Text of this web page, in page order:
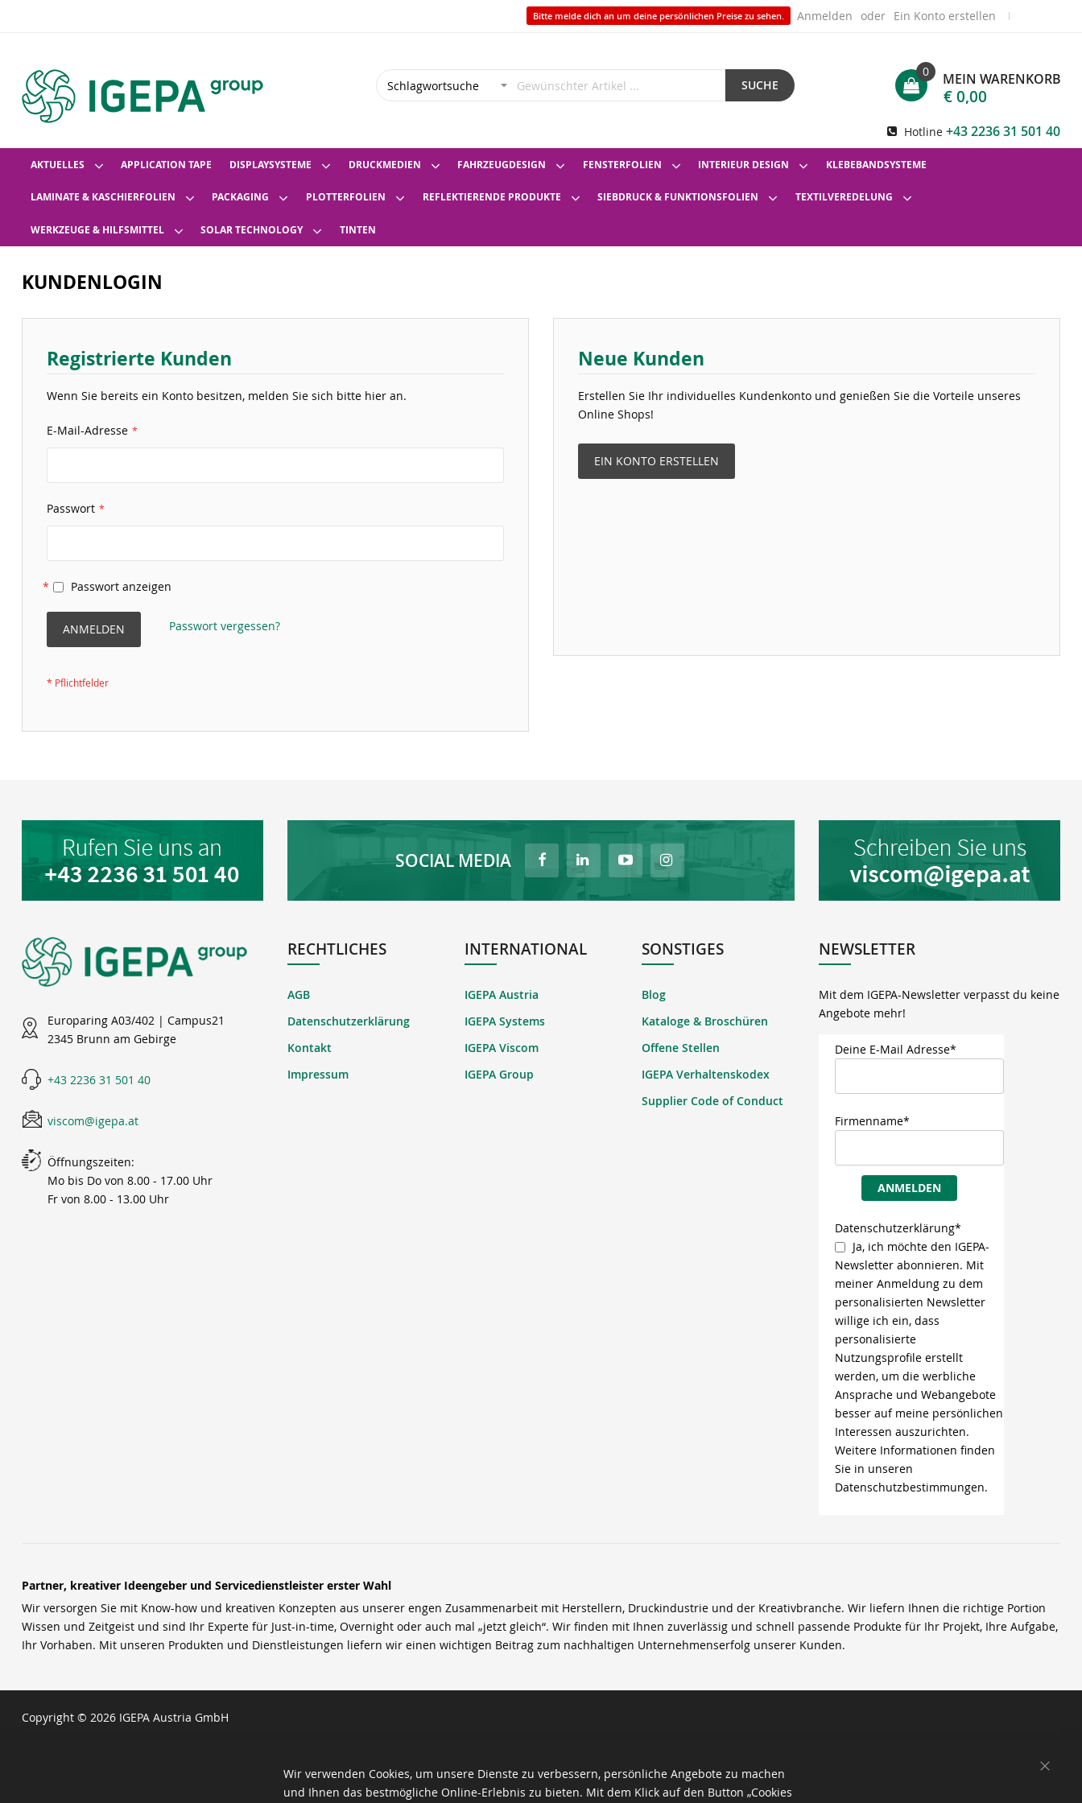
Bitte melde dich an um deine persönlichen Preise zu sehen. Anmelden Ein Konto erstellen
SUCHE MEIN WARENKORB
0
€ 0,00
Hotline +43 2236 31 501 40
AKTUELLES APPLICATION TAPE DISPLAYSYSTEME DRUCKMEDIEN FAHRZEUGDESIGN FENSTERFOLIEN INTERIEUR DESIGN KLEBEBANDSYSTEME
LAMINATE & KASCHIERFOLIEN PACKAGING PLOTTERFOLIEN REFLEKTIERENDE PRODUKTE SIEBDRUCK & FUNKTIONSFOLIEN TEXTILVEREDELUNG
WERKZEUGE & HILFSMITTEL SOLAR TECHNOLOGY TINTEN
KUNDENLOGIN
Registrierte Kunden
Wenn Sie bereits ein Konto besitzen, melden Sie sich bitte hier an.
E-Mail-Adresse
Passwort
Passwort anzeigen
ANMELDEN Passwort vergessen?
Neue Kunden
Erstellen Sie Ihr individuelles Kundenkonto und genießen Sie die Vorteile unseres
Online Shops!
EIN KONTO ERSTELLEN
SOCIAL MEDIA
Europaring A03/402 | Campus21
2345 Brunn am Gebirge
+43 2236 31 501 40
viscom@igepa.at
Öffnungszeiten:
Mo bis Do von 8.00 - 17.00 Uhr
Fr von 8.00 - 13.00 Uhr
RECHTLICHES
AGB
Datenschutzerklärung
Kontakt
Impressum
INTERNATIONAL
IGEPA Austria
IGEPA Systems
IGEPA Viscom
IGEPA Group
SONSTIGES
Blog
Kataloge & Broschüren
Offene Stellen
IGEPA Verhaltenskodex
Supplier Code of Conduct
NEWSLETTER
Mit dem IGEPA-Newsletter verpasst du keine
Angebote mehr!
Deine E-Mail Adresse*
Firmenname*
ANMELDEN
Datenschutzerklärung*
Ja, ich möchte den IGEPA-
Newsletter abonnieren. Mit
meiner Anmeldung zu dem
personalisierten Newsletter
willige ich ein, dass
personalisierte
Nutzungsprofile erstellt
werden, um die werbliche
Ansprache und Webangebote
besser auf meine persönlichen
Interessen auszurichten.
Weitere Informationen finden
Sie in unseren
Datenschutzbestimmungen.
Partner, kreativer Ideengeber und Servicedienstleister erster Wahl
Wir versorgen Sie mit Know-how und kreativen Konzepten aus unserer engen Zusammenarbeit mit Herstellern, Druckindustrie und der Kreativbranche. Wir liefern Ihnen die richtige Portion
Wissen und Zeitgeist und sind Ihr Experte für Just-in-time, Overnight oder auch mal „jetzt gleich“. Wir finden mit Ihnen zuverlässig und schnell passende Produkte für Ihr Projekt, Ihre Aufgabe,
Ihr Vorhaben. Mit unseren Produkten und Dienstleistungen liefern wir einen wichtigen Beitrag zum nachhaltigen Unternehmenserfolg unserer Kunden.
Copyright © 2026 IGEPA Austria GmbH
Wir verwenden Cookies, um unsere Dienste zu verbessern, persönliche Angebote zu machen
und Ihnen das bestmögliche Online-Erlebnis zu bieten. Mit dem Klick auf den Button „Cookies